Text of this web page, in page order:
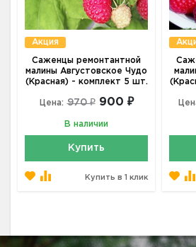
Акция
Саженцы ремонтантной
малины Августовское Чудо
(Красная) - комплект 5 шт.
Цена: 970 ₽ 900 ₽
В наличии
Купить
Купить в 1 клик